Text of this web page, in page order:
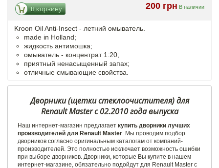
200 грн В наличии
В корзину
Kroon Oil Anti-Insect - летний омыватель.
made in Holland;
жидкость антимошка;
омыватель - концентрат 1:20;
приятный ненасыщенный запах;
отличные смывающие свойства.
Дворники (щетки стеклоочистителя) для
Renault Master c 02.2010 года выпуска
Наш интернет-магазин предлагает купить дворники лучших
производителей для Renault Master. Мы проводим подбор
дворников согласно оригинальным каталогам от компаний-
производителей. Это полностью исключает возможность ошибки
при выборе дворников. Дворники, которые Вы купите в нашем
интернет-магазине, обязательно подойдут для Renault Master с